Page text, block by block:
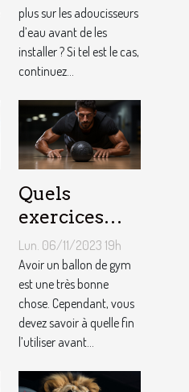
plus sur les adoucisseurs
d’eau avant de les
installer ? Si tel est le cas,
continuez...
Quels
exercices
pouvez-vous
faire avec un
ballon de
gym ?
Lun. 06/11/2023 19h
Avoir un ballon de gym
est une très bonne
chose. Cependant, vous
devez savoir à quelle fin
l’utiliser avant...